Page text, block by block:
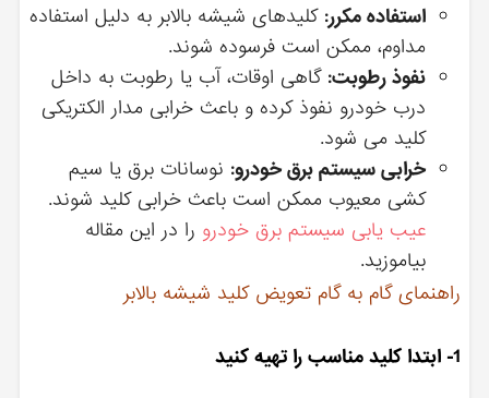
استفاده مکرر: کلیدهای شیشه بالابر به دلیل استفاده
مداوم، ممکن است فرسوده شوند.
نفوذ رطوبت: گاهی اوقات، آب یا رطوبت به داخل
درب خودرو نفوذ کرده و باعث خرابی مدار الکتریکی
کلید می شود.
خرابی سیستم برق خودرو: نوسانات برق یا سیم
کشی معیوب ممکن است باعث خرابی کلید شوند.
عیب یابی سیستم برق خودرو را در این مقاله
بیاموزید.
راهنمای گام به گام تعویض کلید شیشه بالابر
1- ابتدا کلید مناسب را تهیه کنید